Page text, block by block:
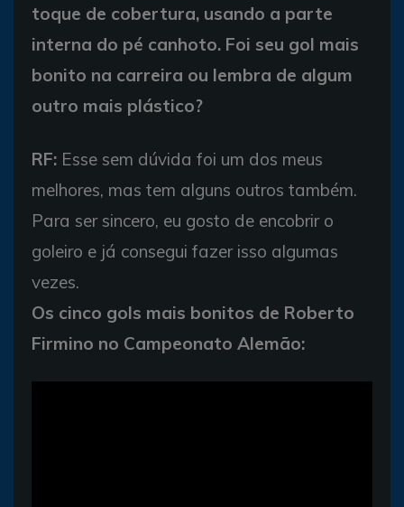
toque de cobertura, usando a parte
interna do pé canhoto. Foi seu gol mais
bonito na carreira ou lembra de algum
outro mais plástico?
RF: Esse sem dúvida foi um dos meus
melhores, mas tem alguns outros também.
Para ser sincero, eu gosto de encobrir o
goleiro e já consegui fazer isso algumas
vezes.
Os cinco gols mais bonitos de Roberto
Firmino no Campeonato Alemão: